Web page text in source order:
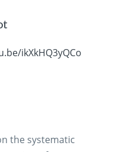
ikXkHQ3yQCo
the systematic